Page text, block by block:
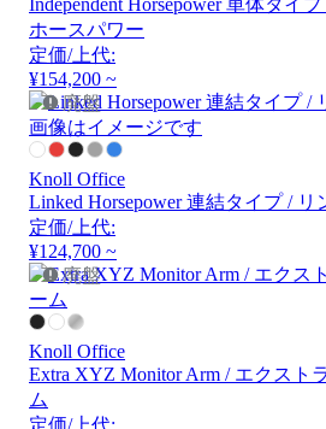
ホースパワー
定価/上代:
¥154,200 ~
廃盤
画像はイメージです
Knoll Office
Linked Horsepower 連結タイプ /
定価/上代:
¥124,700 ~
廃盤
Knoll Office
Extra XYZ Monitor Arm / エクスト
ム
定価/上代: